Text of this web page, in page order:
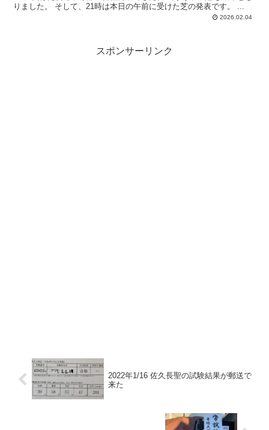
りました。 そして、21時は本日の午前に受けた芝の発表です。 ...
2026.02.04
スポンサーリンク
2022年1/16 佐久長聖の試験結果が郵送で
来た